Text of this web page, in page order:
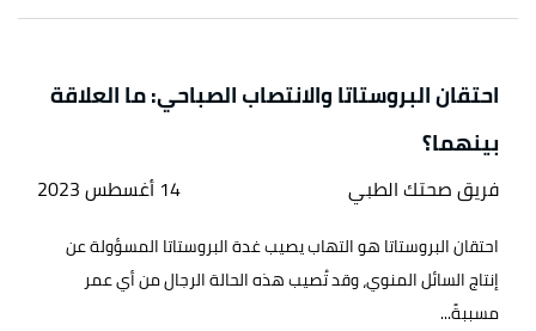
احتقان البروستاتا والانتصاب الصباحي: ما العلاقة
بينهما؟
فريق صحتك الطبي 14 أغسطس 2023
احتقان البروستاتا هو التهاب يصيب غدة البروستاتا المسؤولة عن
إنتاج السائل المنوي، وقد تُصيب هذه الحالة الرجال من أي عمر
مسببةً...